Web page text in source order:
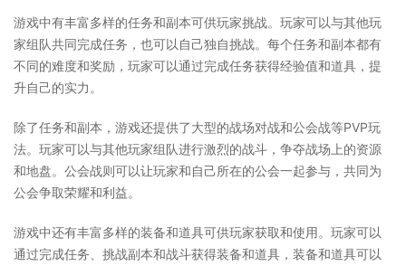
游戏中有丰富多样的任务和副本可供玩家挑战。玩家可以与其他玩
家组队共同完成任务，也可以自己独自挑战。每个任务和副本都有
不同的难度和奖励，玩家可以通过完成任务获得经验值和道具，提
升自己的实力。
除了任务和副本，游戏还提供了大型的战场对战和公会战等PVP玩
法。玩家可以与其他玩家组队进行激烈的战斗，争夺战场上的资源
和地盘。公会战则可以让玩家和自己所在的公会一起参与，共同为
公会争取荣耀和利益。
游戏中还有丰富多样的装备和道具可供玩家获取和使用。玩家可以
通过完成任务、挑战副本和战斗获得装备和道具，装备和道具可以